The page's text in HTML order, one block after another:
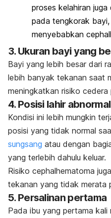
proses kelahiran
pada tengkorak
menyebabkan
3. Ukuran bayi yang
Bayi yang lebih besar dari
lebih banyak tekanan saat
meningkatkan risiko cedera
4. Posisi lahir abnormal
Kondisi ini lebih mungkin
posisi yang tidak normal
sungsang atau dengan
yang terlebih dahulu keluar.
Risiko cephalhematoma
tekanan yang tidak merata
5. Persalinan pertama
Pada ibu yang pertama kali